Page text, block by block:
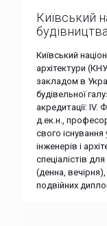
Київський
Київський
архітектури
закладом в
будівельної
акредитації:
д.ек.н.,
свого існування
інженерів і
спеціалістів
(денна,
подвійних